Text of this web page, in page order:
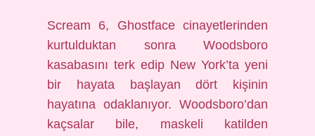
Scream 6, Ghostface cinayetlerinden
kurtulduktan sonra Woodsboro
kasabasını terk edip New York’ta yeni
bir hayata başlayan dört kişinin
hayatına odaklanıyor. Woodsboro’dan
kaçsalar bile, maskeli katilden